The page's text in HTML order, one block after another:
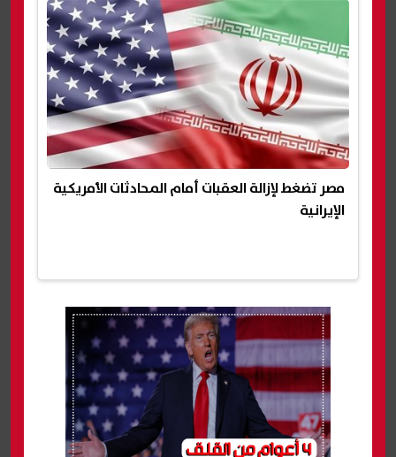
مصر تضغط لإزالة العقبات أمام المحادثات الأمريكية
الإيرانية